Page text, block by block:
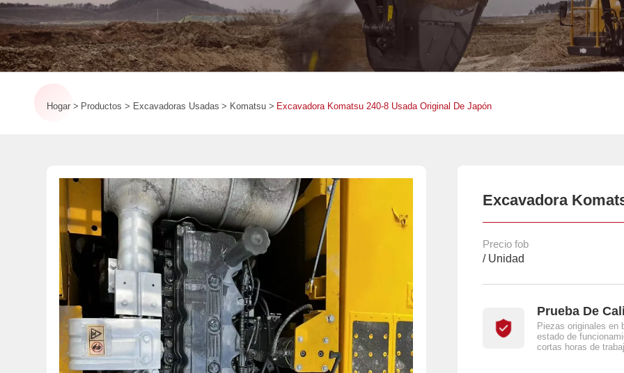
Hogar Productos Excavadoras Usadas Komatsu Excavadora Komatsu 240-8 Usada Original De Japón
Excavadora
Precio fob
/ Unidad
Prueba De
Piezas originales en
estado de
cortas horas de